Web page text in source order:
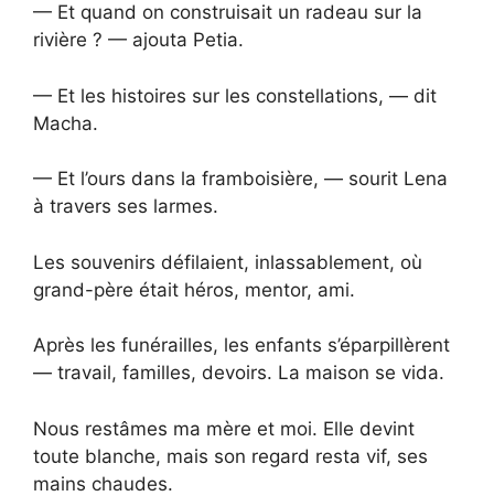
— Et quand on construisait un radeau sur la
rivière ? — ajouta Petia.
— Et les histoires sur les constellations, — dit
Macha.
— Et l’ours dans la framboisière, — sourit Lena
à travers ses larmes.
Les souvenirs défilaient, inlassablement, où
grand-père était héros, mentor, ami.
Après les funérailles, les enfants s’éparpillèrent
— travail, familles, devoirs. La maison se vida.
Nous restâmes ma mère et moi. Elle devint
toute blanche, mais son regard resta vif, ses
mains chaudes.